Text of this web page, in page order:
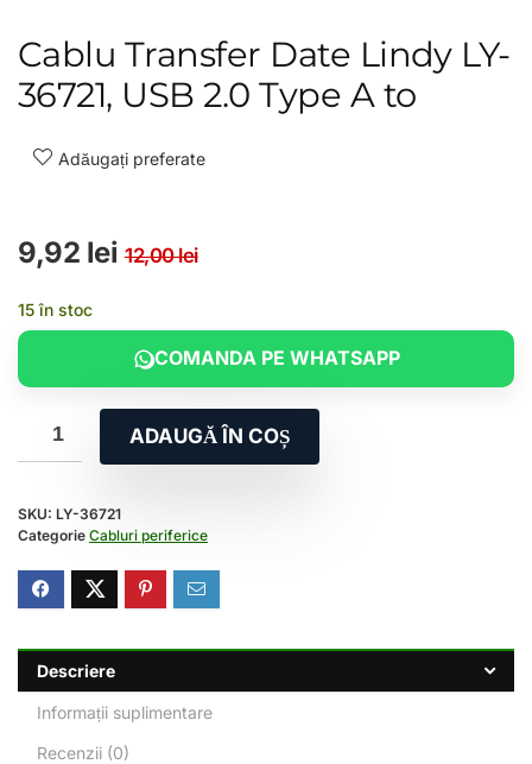
Cablu Transfer Date Lindy LY-
36721, USB 2.0 Type A to
Adăugați preferate
12,00leiPrețul inițial a fost: 12,00
9,92 lei Prețul curent este: 9,92
15 în stoc
COMANDA PE WHATSAPP
ADAUGĂ ÎN COȘ
SKU: LY-36721
Categorie Cabluri periferice
Descriere
Informații suplimentare
Recenzii (0)